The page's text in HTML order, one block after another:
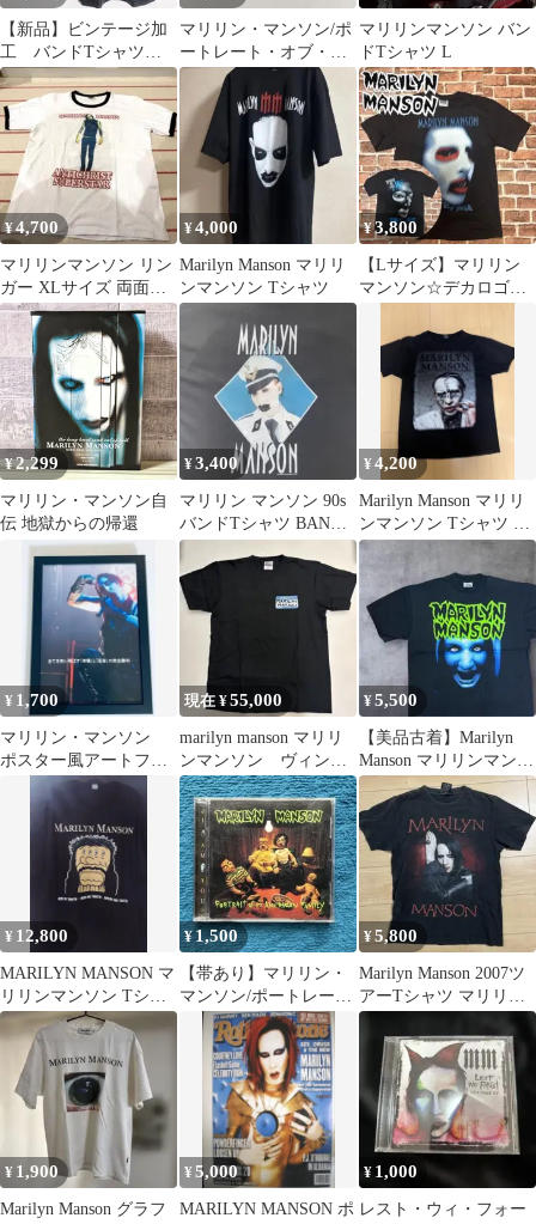
【新品】ビンテージ加
工 バンドTシャツ
XL マリリンマンソン
マリリン・マンソン/ポ
ートレート・オブ・ア
ン・アメリカン・ファ
ミリー 帯あり
マリリンマンソン バン
ドTシャツ L
¥4,700
マリリンマンソン リン
ガー XLサイズ 両面プ
リント
¥4,000
Marilyn Manson マリリ
ンマンソン Tシャツ
¥3,800
【Lサイズ】マリリン
マンソン☆デカロゴ
Tシャツ ブラック
¥2,299
マリリン・マンソン自
伝 地獄からの帰還
¥3,400
マリリン マンソン 90s
バンドTシャツ BAND
Tシャツ ロックT XL
¥4,200
Marilyn Manson マリリ
ンマンソン Tシャツ ブ
ラック
¥ 1,700
マリリン・マンソン
ポスター風アートフレ
ーム 雑誌切り抜き
② B5 額縁付き
現在 ¥55,000
marilyn manson マリリ
ンマンソン ヴィンテ
ージ
¥5,500
【美品古着】Marilyn
Manson マリリンマンソ
ン Tシャツ
¥ 12,800
MARILYN MANSON マ
リリンマンソン Tシャ
ツ ウンコリン ナカジ
ョイ
¥1,500
【帯あり】マリリン・
マンソン/ポートレー
ト・オブ・アン・アメ
リカン・ファミリー
¥5,800
Marilyn Manson 2007ツ
アーTシャツ マリリン
マンソン
¥ 1,900
Marilyn Manson グラフ
¥5,000
MARILYN MANSON ポ
¥ 1,000
レスト・ウィ・フォー